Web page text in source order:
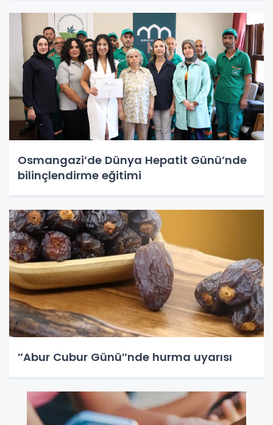
Osmangazi’de Dünya Hepatit Günü’nde
bilinçlendirme eğitimi
″Abur Cubur Günü″nde hurma uyarısı